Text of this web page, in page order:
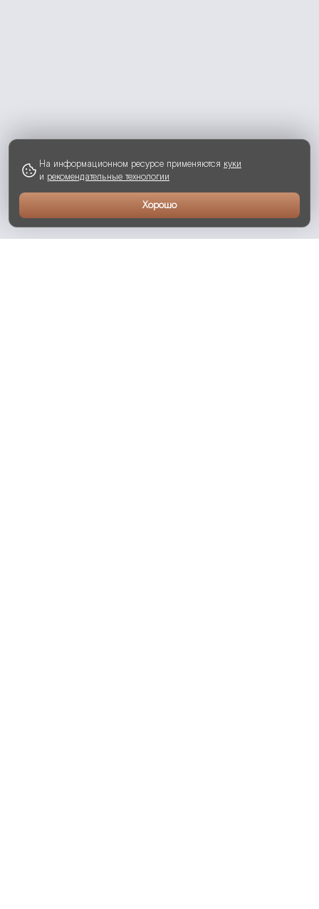
На информационном ресурсе применяются куки
и рекомендательные технологии
Хорошо